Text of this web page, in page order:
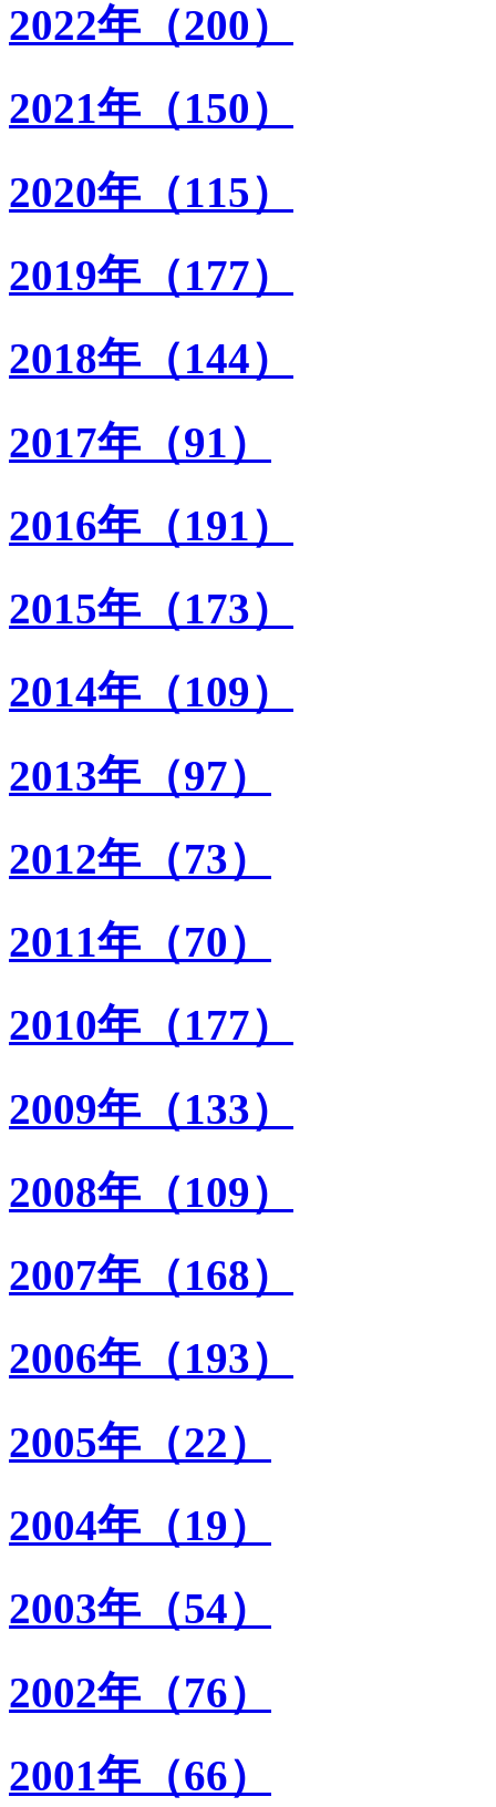
2022年（200）
2021年（150）
2020年（115）
2019年（177）
2018年（144）
2017年（91）
2016年（191）
2015年（173）
2014年（109）
2013年（97）
2012年（73）
2011年（70）
2010年（177）
2009年（133）
2008年（109）
2007年（168）
2006年（193）
2005年（22）
2004年（19）
2003年（54）
2002年（76）
2001年（66）